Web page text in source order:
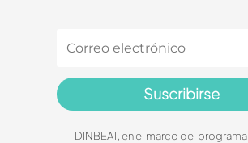
Suscribirse
DINBEAT, en el marco del programa